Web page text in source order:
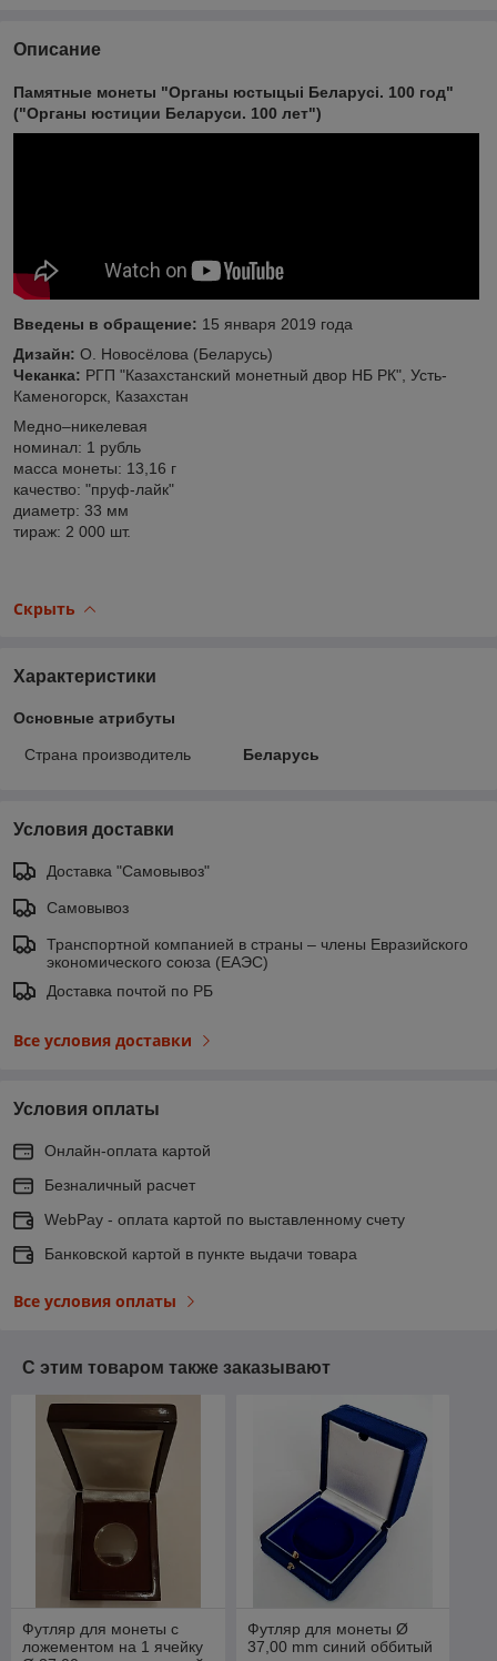
Описание
Памятные монеты "Органы юстыцыі Беларусі. 100 год"
("Органы юстиции Беларуси. 100 лет")
Введены в обращение: 15 января 2019 года
Дизайн: О. Новосёлова (Беларусь)
Чеканка: РГП "Казахстанский монетный двор НБ РК", Усть-
Каменогорск, Казахстан
Медно–никелевая
номинал: 1 рубль
масса монеты: 13,16 г
качество: "пруф-лайк"
диаметр: 33 мм
тираж: 2 000 шт.
Скрыть
Характеристики
Основные атрибуты
Страна производитель Беларусь
Условия доставки
Доставка "Самовывоз"
Самовывоз
Транспортной компанией в страны – члены Евразийского
экономического союза (ЕАЭС)
Доставка почтой по РБ
Все условия доставки
Условия оплаты
Онлайн-оплата картой
Безналичный расчет
WebPay - оплата картой по выставленному счету
Банковской картой в пункте выдачи товара
Все условия оплаты
С этим товаром также заказывают
Футляр для монеты с
ложементом на 1 ячейку
Футляр для монеты Ø
37,00 mm синий оббитый